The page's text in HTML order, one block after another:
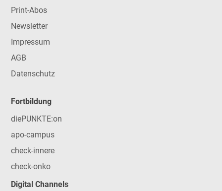
Print-Abos
Newsletter
Impressum
AGB
Datenschutz
Fortbildung
diePUNKTE:on
apo-campus
check-innere
check-onko
Digital Channels